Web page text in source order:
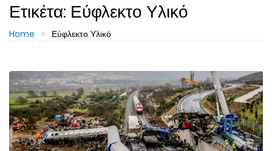
Ετικέτα: Εύφλεκτο Υλικό
Home Εύφλεκτο Υλικό